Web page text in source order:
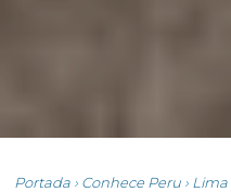
Portada › Conhece Peru › Lima